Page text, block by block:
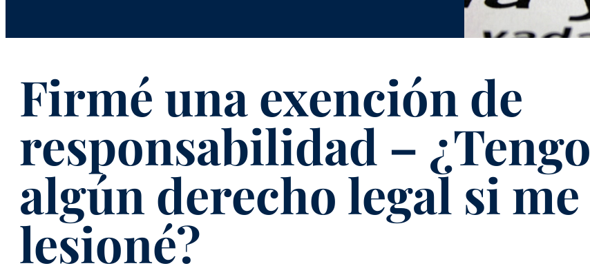
Firmé una exención de
responsabilidad – ¿Tengo
algún derecho legal si me
lesioné?